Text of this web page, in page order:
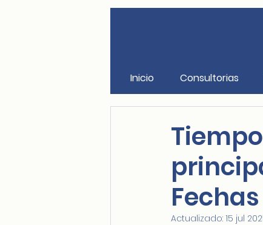
Inicio Consultorias
Actualizado: 15 jul